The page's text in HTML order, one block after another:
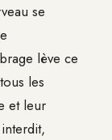
se
lève ce
les
et leur